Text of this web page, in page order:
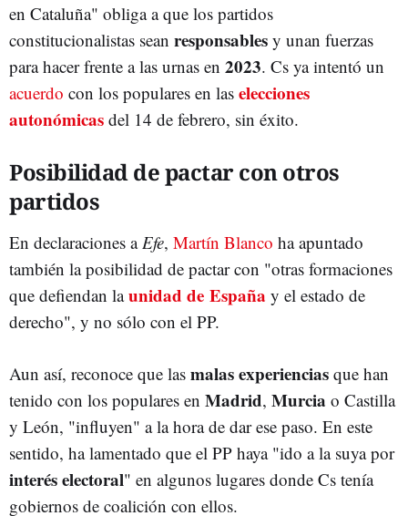
en Cataluña" obliga a que los partidos
constitucionalistas sean responsables y unan fuerzas
para hacer frente a las urnas en 2023. Cs ya intentó un
acuerdo con los populares en las elecciones
autonómicas del 14 de febrero, sin éxito.
Posibilidad de pactar con otros
partidos
En declaraciones aEfe, Martín Blanco ha apuntado
también la posibilidad de pactar con "otras formaciones
que defiendan launidad de España y el estado de
derecho", y no sólo con el PP.
Aun así, reconoce que las malas experiencias que han
tenido con los populares en Madrid, Murcia o Castilla
y León, "influyen" a la hora de dar ese paso. En este
sentido, ha lamentado que el PP haya "ido a la suya por
interés electoral" en algunos lugares donde Cs tenía
gobiernos de coalición con ellos.